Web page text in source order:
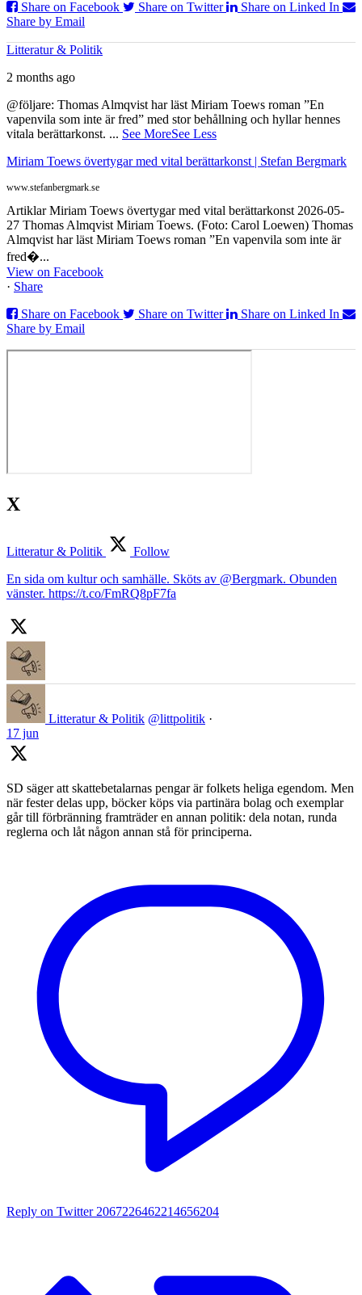
Share on Facebook Share on Twitter
Share on Linked In
Share by Email
Litteratur & Politik
2 months ago
@följare: Thomas Almqvist har läst Miriam Toews roman ”En
vapenvila som inte är fred” med stor behållning och hyllar hennes
vitala berättarkonst. ... See MoreSee Less
Miriam Toews övertygar med vital berättarkonst | Stefan Bergmark
www.stefanbergmark.se
Artiklar Miriam Toews övertygar med vital berättarkonst 2026-05-
27 Thomas Almqvist Miriam Toews. (Foto: Carol Loewen) Thomas
Almqvist har läst Miriam Toews roman ”En vapenvila som inte är
fred�...
View on Facebook
· Share
Share on Facebook
Share on Twitter
Share on Linked In
Share by Email
X
Litteratur & Politik
Follow
En sida om kultur och samhälle. Sköts av @Bergmark. Obunden
vänster. https://t.co/FmRQ8pF7fa
Litteratur & Politik @littpolitik ·
17 jun
SD säger att skattebetalarnas pengar är folkets heliga egendom. Men
när fester delas upp, böcker köps via partinära bolag och exemplar
går till förbränning framträder en annan politik: dela notan, runda
reglerna och låt någon annan stå för principerna.
Reply on Twitter 2067226462214656204